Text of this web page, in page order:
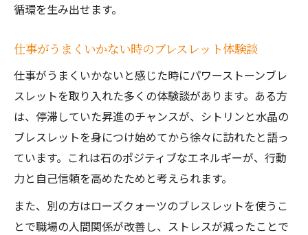
循環を生み出せます。
仕事がうまくいかない時のブレスレット体験談
仕事がうまくいかないと感じた時にパワーストーンブレ
スレットを取り入れた多くの体験談があります。ある方
は、停滞していた昇進のチャンスが、シトリンと水晶の
ブレスレットを身につけ始めてから徐々に訪れたと語っ
ています。これは石のポジティブなエネルギーが、行動
力と自己信頼を高めたためと考えられます。
また、別の方はローズクォーツのブレスレットを使うこ
とで職場の人間関係が改善し、ストレスが減ったことで